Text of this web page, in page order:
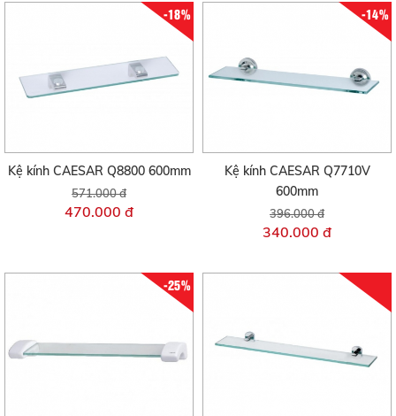
-18%
Kệ kính CAESAR Q8800 600mm
571.000 đ
470.000 đ
-14%
Kệ kính CAESAR Q7710V
600mm
396.000 đ
340.000 đ
-25%